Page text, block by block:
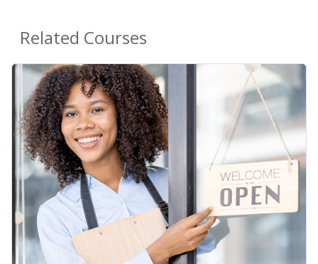
Related Courses